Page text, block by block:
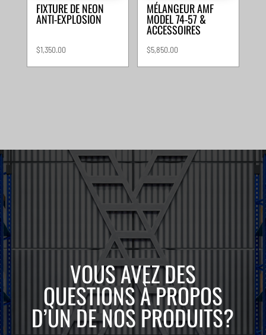
FIXTURE DE NEON
ANTI-EXPLOSION
$1,350.00
MÉLANGEUR AMF
MODEL 74-57 &
ACCESSOIRES
$5,850.00
VOUS AVEZ DES
QUESTIONS À PROPOS
D’UN DE NOS PRODUITS?